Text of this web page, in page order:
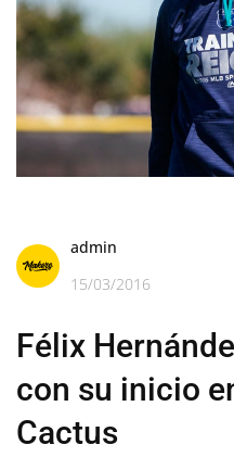
admin
15/03/2016
Félix
con su inicio
Cactus